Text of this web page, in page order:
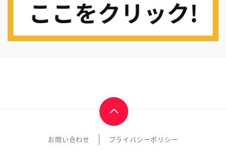
お問い合わせ プライバシーポリシー